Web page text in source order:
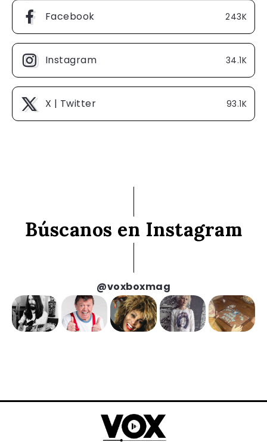
Facebook 243K
Instagram 34.1K
X | Twitter 93.1K
Búscanos en Instagram
@voxboxmag